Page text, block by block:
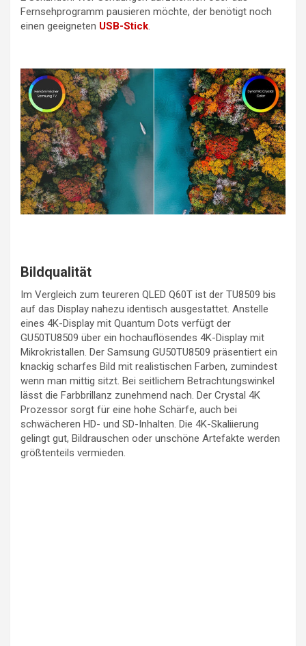
Fernsehprogramm pausieren möchte, der benötigt noch
einen geeigneten USB-Stick.
Bildqualität
Im Vergleich zum teureren QLED Q60T ist der TU8509 bis
auf das Display nahezu identisch ausgestattet. Anstelle
eines 4K-Display mit Quantum Dots verfügt der
GU50TU8509 über ein hochauflösendes 4K-Display mit
Mikrokristallen. Der Samsung GU50TU8509 präsentiert ein
knackig scharfes Bild mit realistischen Farben, zumindest
wenn man mittig sitzt. Bei seitlichem Betrachtungswinkel
lässt die Farbbrillanz zunehmend nach. Der Crystal 4K
Prozessor sorgt für eine hohe Schärfe, auch bei
schwächeren HD- und SD-Inhalten. Die 4K-Skaliierung
gelingt gut, Bildrauschen oder unschöne Artefakte werden
größtenteils vermieden.